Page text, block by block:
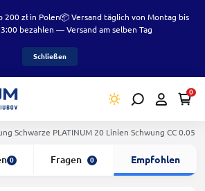
200 zł in Polen📦 Versand täglich von Montag bis
bezahlen — Versand am selben Tag
Schließen
0
Schwarze PLATINUM 20 Linien Schwung СC 0.05
0 Fragen 0 Empfohlen